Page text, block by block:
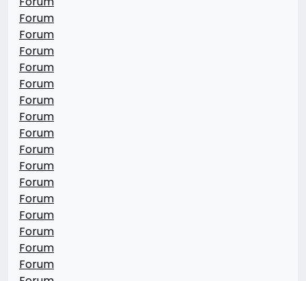
Forum
Forum
Forum
Forum
Forum
Forum
Forum
Forum
Forum
Forum
Forum
Forum
Forum
Forum
Forum
Forum